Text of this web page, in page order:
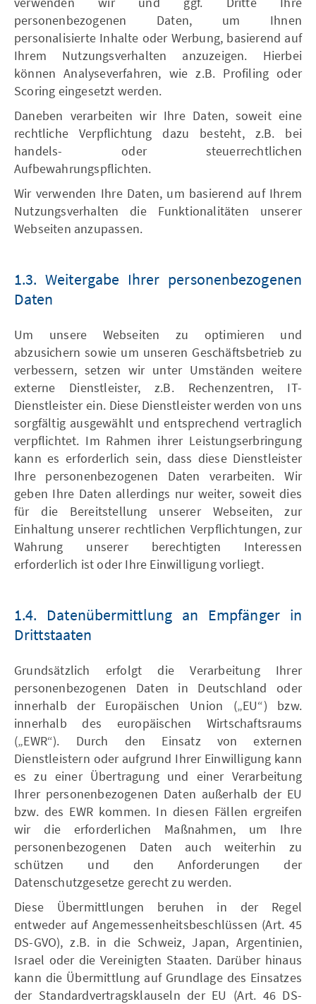
personenbezogenen Daten, um Ihnen
personalisierte Inhalte oder Werbung, basierend auf
Ihrem Nutzungsverhalten anzuzeigen. Hierbei
können Analyseverfahren, wie z.B. Profiling oder
Scoring eingesetzt werden.
Daneben verarbeiten wir Ihre Daten, soweit eine
rechtliche Verpflichtung dazu besteht, z.B. bei
handels- oder steuerrechtlichen
Aufbewahrungspflichten.
Wir verwenden Ihre Daten, um basierend auf Ihrem
Nutzungsverhalten die Funktionalitäten unserer
Webseiten anzupassen.
1.3. Weitergabe Ihrer personenbezogenen
Daten
Um unsere Webseiten zu optimieren und
abzusichern sowie um unseren Geschäftsbetrieb zu
verbessern, setzen wir unter Umständen weitere
externe Dienstleister, z.B. Rechenzentren, IT-
Dienstleister ein. Diese Dienstleister werden von uns
sorgfältig ausgewählt und entsprechend vertraglich
verpflichtet. Im Rahmen ihrer Leistungserbringung
kann es erforderlich sein, dass diese Dienstleister
Ihre personenbezogenen Daten verarbeiten. Wir
geben Ihre Daten allerdings nur weiter, soweit dies
für die Bereitstellung unserer Webseiten, zur
Einhaltung unserer rechtlichen Verpflichtungen, zur
Wahrung unserer berechtigten Interessen
erforderlich ist oder Ihre Einwilligung vorliegt.
1.4. Datenübermittlung an Empfänger in
Drittstaaten
Grundsätzlich erfolgt die Verarbeitung Ihrer
personenbezogenen Daten in Deutschland oder
innerhalb der Europäischen Union („EU“) bzw.
innerhalb des europäischen Wirtschaftsraums
(„EWR“). Durch den Einsatz von externen
Dienstleistern oder aufgrund Ihrer Einwilligung kann
es zu einer Übertragung und einer Verarbeitung
Ihrer personenbezogenen Daten außerhalb der EU
bzw. des EWR kommen. In diesen Fällen ergreifen
wir die erforderlichen Maßnahmen, um Ihre
personenbezogenen Daten auch weiterhin zu
schützen und den Anforderungen der
Datenschutzgesetze gerecht zu werden.
Diese Übermittlungen beruhen in der Regel
entweder auf Angemessenheitsbeschlüssen (Art. 45
DS-GVO), z.B. in die Schweiz, Japan, Argentinien,
Israel oder die Vereinigten Staaten. Darüber hinaus
kann die Übermittlung auf Grundlage des Einsatzes
der Standardvertragsklauseln der EU (Art. 46 DS-